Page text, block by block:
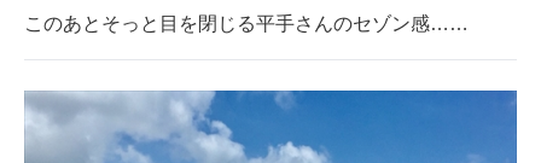
このあとそっと目を閉じる平手さんのセゾン感……